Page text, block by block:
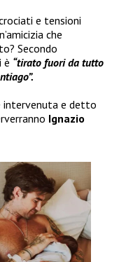
e tensioni
che
Secondo
è “tirato fuori da tutto
intervenuta e detto
Ignazio